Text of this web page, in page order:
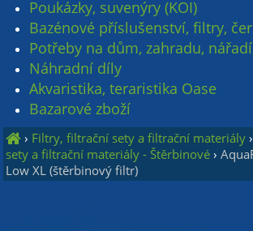
Poukázky, suvenýry (KOI)
Bazénové příslušenství, filtry,
Potřeby na dům, zahradu,
Náhradní díly
Akvaristika, teraristika Oase
Bazarové zboží
› Filtry, filtrační sety a filtrační materiály ›
sety a filtrační materiály - Štěrbinové ›
Low XL (štěrbinový filtr)